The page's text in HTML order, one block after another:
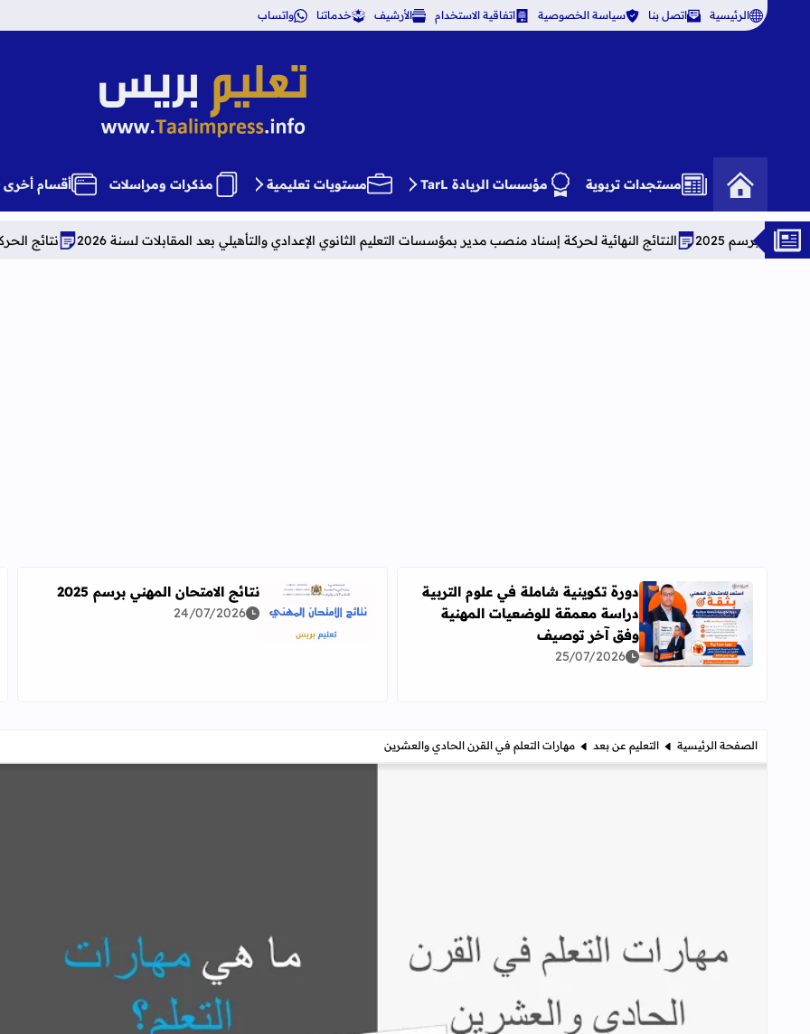
الرئيسية اتصل بنا سياسة الخصوصية اتفاقية الاستخدام الأرشيف خدماتنا واتساب
تعليم بريس TaalimPress
مستجدات تربوية مؤسسات الريادة TarL مستويات تعليمية مذكرات ومراسلات أقسام أخرى
النتائج النهائية لحركة إسناد منصب مدير بمؤسسات التعليم الثانوي الإعدادي والتأهيلي بعد المقابلات لسنة 2026 نتائج الحركة الانتقالية
اقرأ المزيد عن دورة تكوينية شاملة في علوم التربية دراسة معمقة للوضعيات المهنية وفق آخر توصيف
دورة تكوينية شاملة في علوم التربية
دراسة معمقة للوضعيات المهنية
وفق آخر توصيف
25/07/2026
اقرأ المزيد عن نتائج الامتحان المهني برسم 2025
نتائج الامتحان المهني برسم 2025
24/07/2026
الصفحة الرئيسية التعليم عن بعد مهارات التعلم في القرن الحادي والعشرين
مهارات التعلم في القرن الحادي والعشرين